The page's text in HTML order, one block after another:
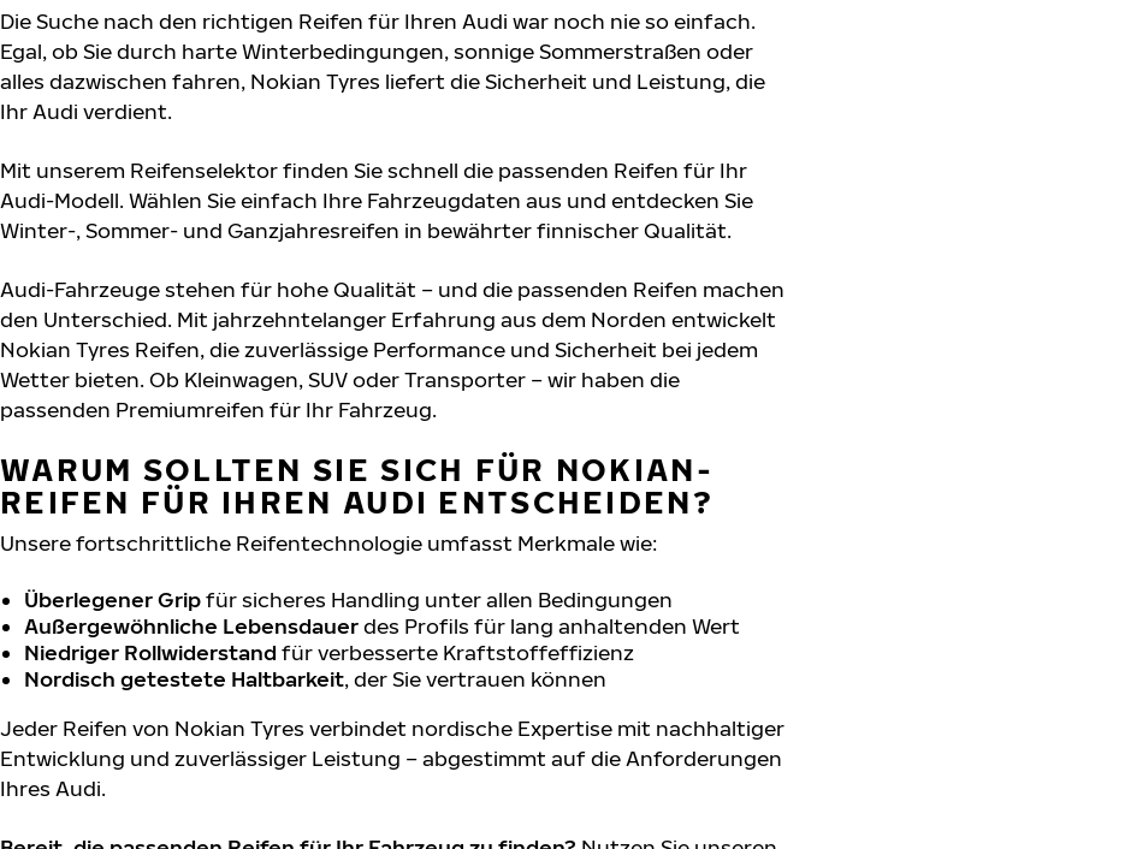
Die Suche nach den richtigen Reifen für Ihren Audi war noch nie so einfach.
Egal, ob Sie durch harte Winterbedingungen, sonnige Sommerstraßen oder
alles dazwischen fahren, Nokian Tyres liefert die Sicherheit und Leistung, die
Ihr Audi verdient.
Mit unserem Reifenselektor finden Sie schnell die passenden Reifen für Ihr
Audi-Modell. Wählen Sie einfach Ihre Fahrzeugdaten aus und entdecken Sie
Winter-, Sommer- und Ganzjahresreifen in bewährter finnischer Qualität.
Audi-Fahrzeuge stehen für hohe Qualität – und die passenden Reifen machen
den Unterschied. Mit jahrzehntelanger Erfahrung aus dem Norden entwickelt
Nokian Tyres Reifen, die zuverlässige Performance und Sicherheit bei jedem
Wetter bieten. Ob Kleinwagen, SUV oder Transporter – wir haben die
passenden Premiumreifen für Ihr Fahrzeug.
WARUM SOLLTEN SIE SICH FÜR NOKIAN-
REIFEN FÜR IHREN AUDI ENTSCHEIDEN?
Unsere fortschrittliche Reifentechnologie umfasst Merkmale wie:
Überlegener Gripfür sicheres Handling unter allen Bedingungen
Außergewöhnliche Lebensdauerdes Profils für lang anhaltenden Wert
Niedriger Rollwiderstand für verbesserte Kraftstoffeffizienz
Nordisch getestete Haltbarkeit, der Sie vertrauen können
Jeder Reifen von Nokian Tyres verbindet nordische Expertise mit nachhaltiger
Entwicklung und zuverlässiger Leistung – abgestimmt auf die Anforderungen
Ihres Audi.